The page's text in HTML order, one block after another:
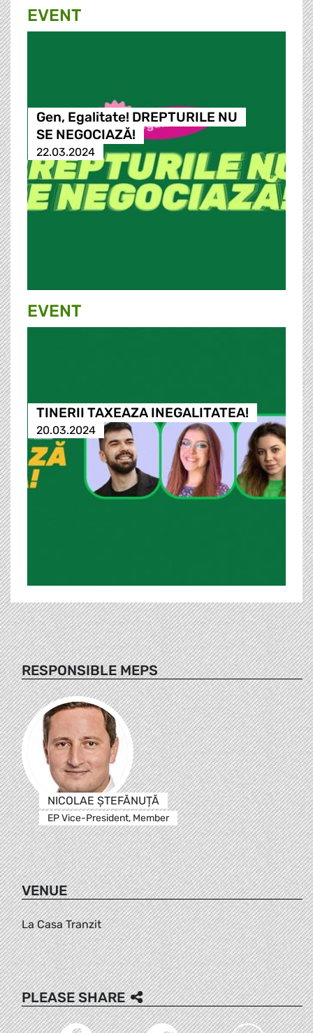
EVENT
Gen, Egalitate! DREPTURILE NU
SE NEGOCIAZĂ!
22.03.2024
EVENT
TINERII TAXEAZA INEGALITATEA!
20.03.2024
RESPONSIBLE MEPS
NICOLAE ŞTEFĂNUȚĂ
EP Vice-President, Member
VENUE
La Casa Tranzit
PLEASE SHARE